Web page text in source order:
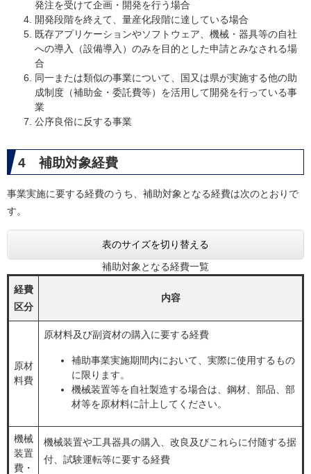
発注を受けて企画・開発を行う場合
開発段階を終えて、量産化段階に達している場合
既存アプリケーションやソフトウェア、機械・器具等の自社
への導入（設備導入）のみを目的とした申請とみなされる場
合
同一または類似の事業について、国又は県が実施する他の助
成制度（補助金・委託費等）を活用して開発を行っている事
業
公序良俗に反する事業
4 補助対象経費
事業実施に要する経費のうち、補助対象となる経費は次のとおりで
す。
表のサイズを切り替える
補助対象となる経費一覧
経費
区分
内容
原材
料費
原材料及び副資材の購入に要する経費
補助事業実施期間内において、実際に使用するもの
に限ります。
機械装置等を自社製造する場合は、鋼材、部品、部
材等を原材料に計上してください。
機械
装置
費・
機械装置や工具器具の購入、改良及びこれらに付随する据
付、試験運転等に要する経費